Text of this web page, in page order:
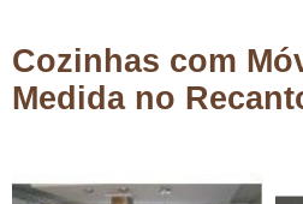
Cozinhas com
Medida no